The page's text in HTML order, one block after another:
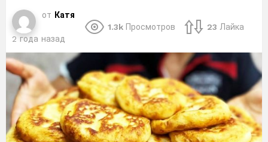
от Катя
2 года назад
1.3k Просмотров 23 Лайка